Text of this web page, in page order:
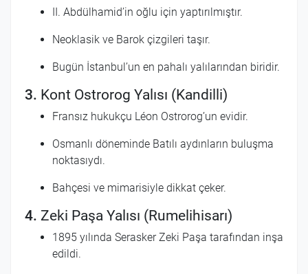
II. Abdülhamid’in oğlu için yaptırılmıştır.
Neoklasik ve Barok çizgileri taşır.
Bugün İstanbul’un en pahalı yalılarından biridir.
3. Kont Ostrorog Yalısı (Kandilli)
Fransız hukukçu Léon Ostrorog’un evidir.
Osmanlı döneminde Batılı aydınların buluşma
noktasıydı.
Bahçesi ve mimarisiyle dikkat çeker.
4. Zeki Paşa Yalısı (Rumelihisarı)
1895 yılında Serasker Zeki Paşa tarafından inşa
edildi.